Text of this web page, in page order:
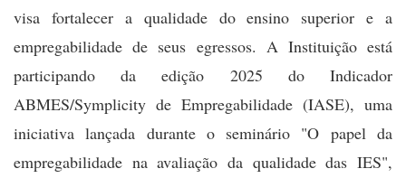
visa fortalecer a qualidade do ensino superior e a
empregabilidade de seus egressos. A Instituição está
participando da edição 2025 do Indicador
ABMES/Symplicity de Empregabilidade (IASE), uma
iniciativa lançada durante o seminário "O papel da
empregabilidade na avaliação da qualidade das IES",